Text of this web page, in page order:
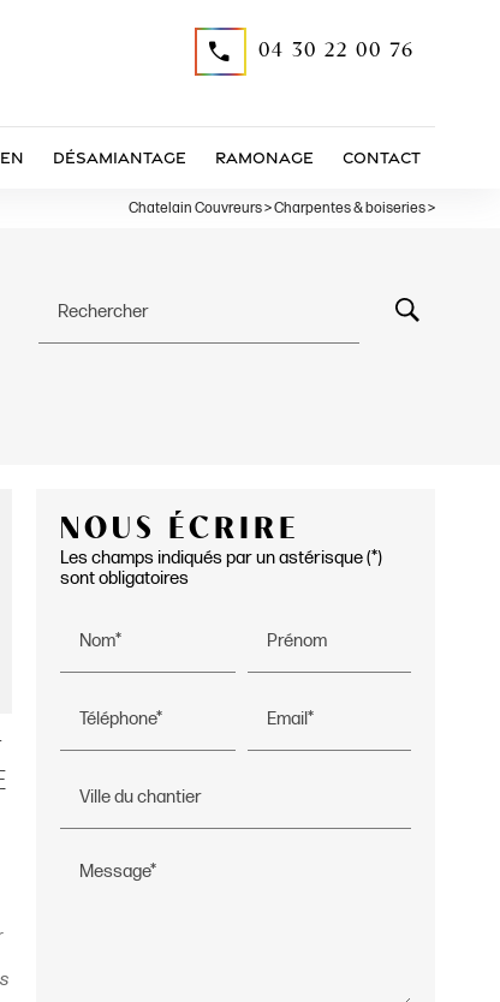
04 30 22 00 76
Désamiantage Ramonage Contact
Chatelain Couvreurs>Charpentes & boiseries>
Rechercher
NOUS ÉCRIRE
Les champs indiqués par un astérisque (*)
sont obligatoires
Nom* Prénom
Téléphone* Email*
Ville du chantier
Message*